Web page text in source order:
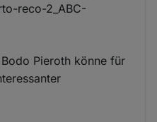
reco-2_ABC-
Pieroth könne für